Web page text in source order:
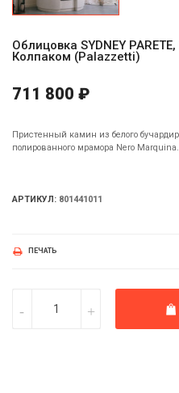
Облицовка SYDNEY
Колпаком (Palazzetti)
711 800 ₽
Пристенный камин из белого
полированного мрамора Nero
АРТИКУЛ: 801441011
ПЕЧАТЬ